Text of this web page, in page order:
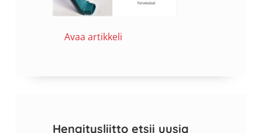
Avaa artikkeli
Hengitysliitto etsii uusia